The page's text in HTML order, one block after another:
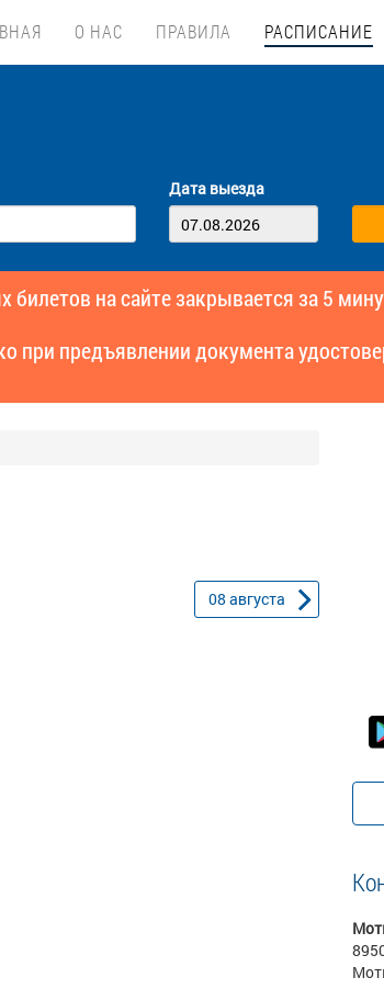
О НАС ПРАВИЛА РАСПИСАНИЕ
Дата выезда
на сайте закрывается за 5
при предъявлении документа
08 августа